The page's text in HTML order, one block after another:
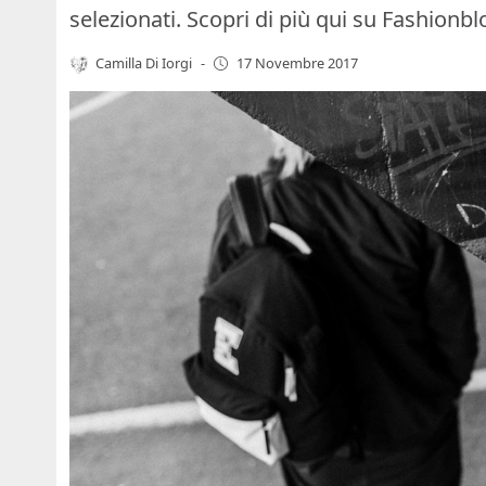
selezionati. Scopri di più qui su
Camilla Di Iorgi - 17 Novembre 2017